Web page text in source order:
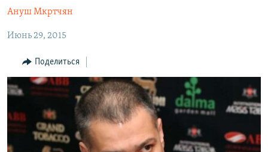
Перейти
РЕГИОН
НАГОРНЫЙ КАРАБАХ
КУЛЬТУРА
СПОРТ
Հայերեն
Ануш Мкртчян
Июнь 29, 2015
Поделиться